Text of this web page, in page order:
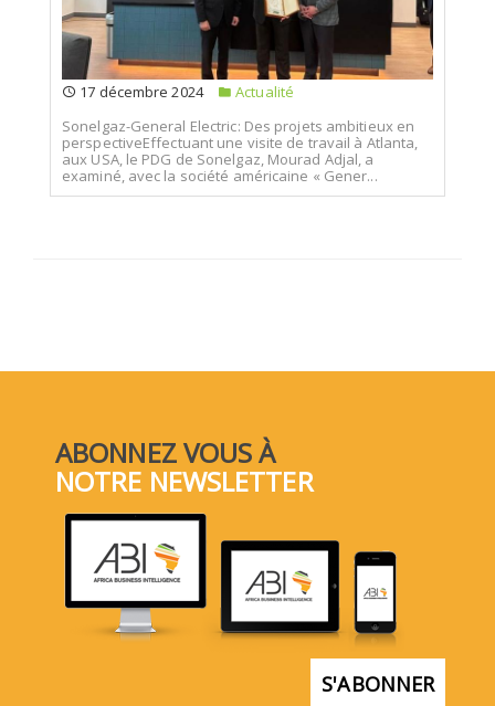
17 décembre 2024
Actualité
Sonelgaz-General Electric: Des projets ambitieux en
perspectiveEffectuant une visite de travail à Atlanta,
aux USA, le PDG de Sonelgaz, Mourad Adjal, a
examiné, avec la société américaine « Gener...
ABONNEZ VOUS À
NOTRE NEWSLETTER
S'ABONNER